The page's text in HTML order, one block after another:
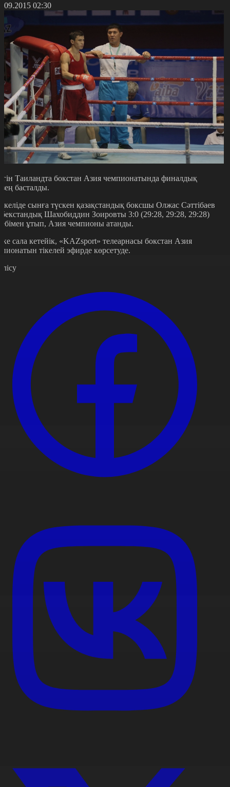
02:30
Таиландта бокстан Азия чемпионатында финалдық
басталды.
келіде сынға түскен қазақстандық боксшы Олжас Сәттібаев
Шахобиддин Зоировты 3:0 (29:28, 29:28, 29:28)
ұтып, Азия чемпионы атанды.
сала кетейік, «KAZsport» телеарнасы бокстан Азия
тікелей эфирде көрсетуде.